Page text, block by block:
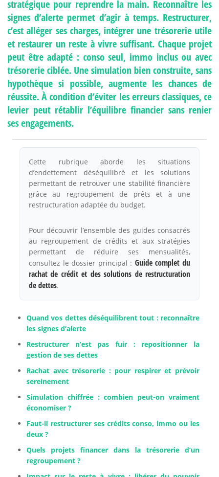
stratégique pour reprendre la main. Reconnaître les
signes d’alerte permet d’agir à temps. Restructurer,
c’est alléger ses charges, intégrer une trésorerie utile
et restaurer un reste à vivre suffisant. Chaque projet
peut être adapté : conso seul, immo inclus ou avec
trésorerie ciblée. Une simulation bien construite, sans
hypothèque si possible, augmente les chances de
réussite. À condition d’éviter les erreurs classiques, ce
levier peut rétablir l’équilibre financier sans renier
ses engagements.
Cette rubrique aborde les situations
d’endettement déséquilibré et les solutions
permettant de retrouver une stabilité financière
grâce au regroupement de prêts et à une
restructuration adaptée du budget.
Pour découvrir l’ensemble des guides consacrés
au regroupement de crédits et aux stratégies
permettant de réduire ses mensualités,
consultez le dossier principal : Guide complet du
rachat de crédit et des solutions de restructuration
de dettes.
Quand vos dettes déséquilibrent tout : reconnaître
les signes d’alerte
Restructurer n’est pas fuir : repositionner la
gestion de ses dettes
Rachat avec trésorerie : pour respirer et prévoir
sereinement
Simulation chiffrée : combien peut-on vraiment
économiser ?
Faut-il restructurer ses crédits conso, immo ou les
deux ?
Quels projets financer dans la trésorerie d’un
regroupement ?